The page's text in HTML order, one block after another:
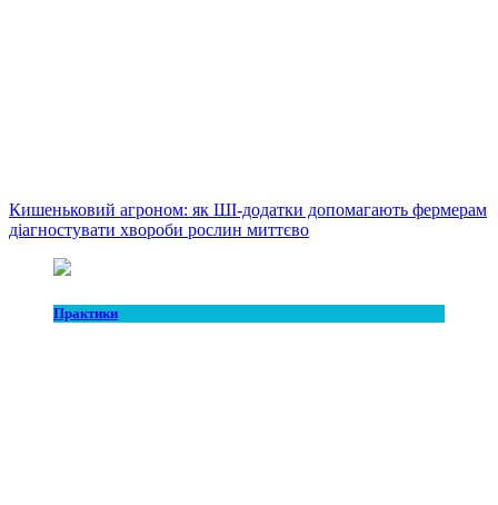
Кишеньковий агроном: як ШІ-додатки допомагають фермерам
діагностувати хвороби рослин миттєво
Практики